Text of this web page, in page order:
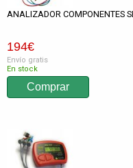
ANALIZADOR COMPONENTES
194€
Envío gratis
En stock